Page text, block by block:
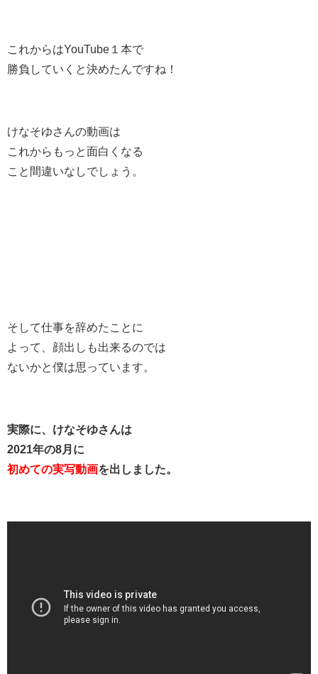
これからはYouTube１本で
勝負していくと決めたんですね！
けなそゆさんの動画は
これからもっと面白くなる
こと間違いなしでしょう。
そして仕事を辞めたことに
よって、顔出しも出来るのでは
ないかと僕は思っています。
実際に、けなそゆさんは
2021年の8月に
初めての実写動画を出しました。